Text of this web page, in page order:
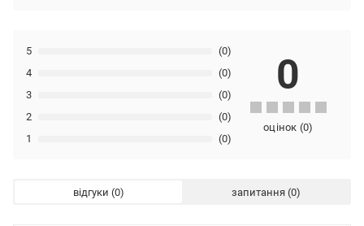
1 (0)
2 (0)
3 (0)
4 (0)
5 (0)
0
оцінок (0)
відгуки запитання